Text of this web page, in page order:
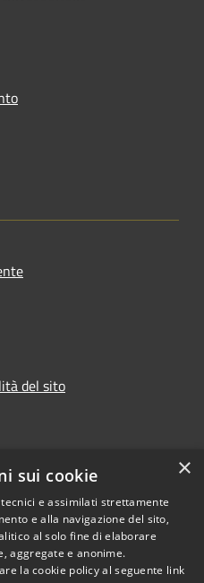
del sito
Copyright © 2026 • Town of •
×
sui cookie
e assimilati strettamente
e alla navigazione del sito,
al solo fine di elaborare
aggregate e anonime.
la cookie policy al seguente link